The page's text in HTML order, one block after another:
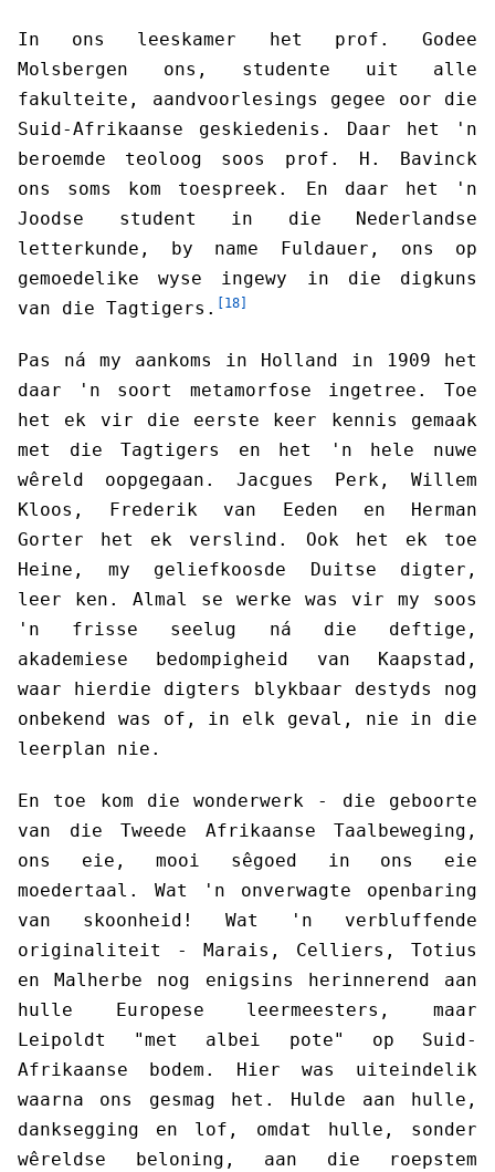
In ons leeskamer het prof. Godee
Molsbergen ons, studente uit alle
fakulteite, aandvoorlesings gegee oor die
Suid-Afrikaanse geskiedenis. Daar het 'n
beroemde teoloog soos prof. H. Bavinck
ons soms kom toespreek. En daar het 'n
Joodse student in die Nederlandse
letterkunde, by name Fuldauer, ons op
gemoedelike wyse ingewy in die digkuns
van die Tagtigers.
[18]
Pas ná my aankoms in Holland in 1909 het
daar 'n soort metamorfose ingetree. Toe
het ek vir die eerste keer kennis gemaak
met die Tagtigers en het 'n hele nuwe
wêreld oopgegaan. Jacgues Perk, Willem
Kloos, Frederik van Eeden en Herman
Gorter het ek verslind. Ook het ek toe
Heine, my geliefkoosde Duitse digter,
leer ken. Almal se werke was vir my soos
'n frisse seelug ná die deftige,
akademiese bedompigheid van Kaapstad,
waar hierdie digters blykbaar destyds nog
onbekend was of, in elk geval, nie in die
leerplan nie.
En toe kom die wonderwerk - die geboorte
van die Tweede Afrikaanse Taalbeweging,
ons eie, mooi sêgoed in ons eie
moedertaal. Wat 'n onverwagte openbaring
van skoonheid! Wat 'n verbluffende
originaliteit - Marais, Celliers, Totius
en Malherbe nog enigsins herinnerend aan
hulle Europese leermeesters, maar
Leipoldt "met albei pote" op Suid-
Afrikaanse bodem. Hier was uiteindelik
waarna ons gesmag het. Hulde aan hulle,
danksegging en lof, omdat hulle, sonder
wêreldse beloning, aan die roepstem